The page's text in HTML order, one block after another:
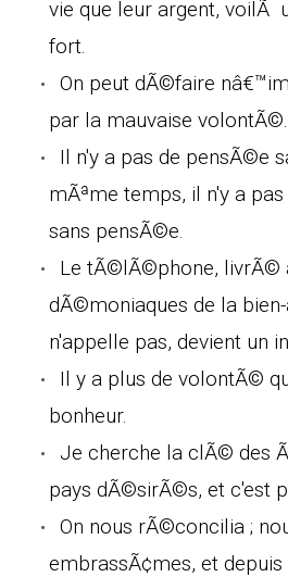
vie que leur argent, voilÃ
fort.
On peut dÃ©faire
par la mauvaise volontÃ©.
Il n'y a pas de pensÃ©e
mÃªme temps, il n'y a
sans pensÃ©e.
Le tÃ©lÃ©phone, livrÃ©
dÃ©moniaques de la
n'appelle pas, devient un
Il y a plus de volontÃ©
bonheur.
Je cherche la clÃ© des
pays dÃ©sirÃ©s, et c'est
On nous rÃ©concilia ;
embrassÃ¢mes, et